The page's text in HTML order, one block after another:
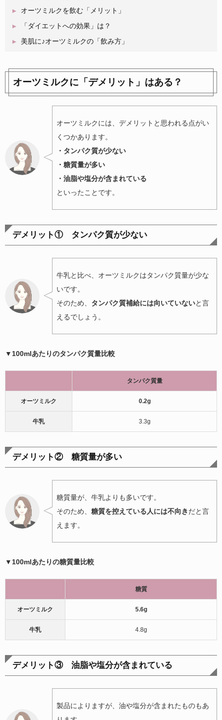
オーツミルクを飲む「メリット」
「ダイエットへの効果」は？
美肌に♪オーツミルクの「飲み方」
オーツミルクに「デメリット」はある？
オーツミルクには、デメリットと思われる点がい
くつかあります。
・タンパク質が少ない
・糖質量が多い
・油脂や塩分が含まれている
といったことです。
デメリット① タンパク質が少ない
牛乳と比べ、オーツミルクはタンパク質量が少な
いです。
そのため、 タンパク質補給には向いていないと言
えるでしょう。
▼100mlあたりのタンパク質量比較
タンパク質量
オーツミルク 0.2g
牛乳 3.3g
デメリット② 糖質量が多い
糖質量が、牛乳よりも多いです。
そのため、 糖質を控えている人には不向きだと言
えます。
▼100mlあたりの糖質量比較
糖質
オーツミルク 5.6g
牛乳 4.8g
デメリット③ 油脂や塩分が含まれている
製品によりますが、油や塩分が含まれたものもあ